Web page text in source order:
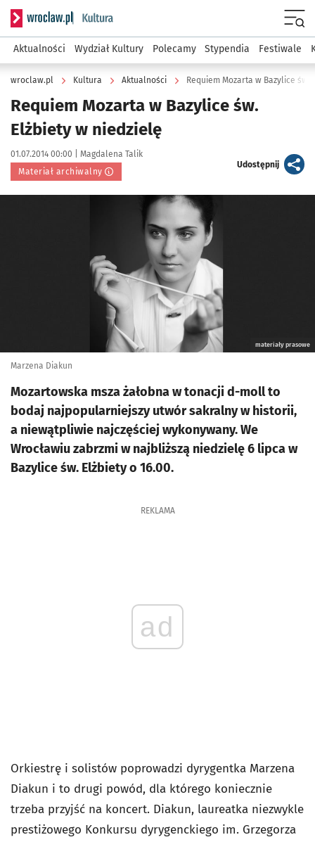
Serwis informacyjny wroclaw.pl podserwis: Kultura
Aktualności Wydział Kultury Polecamy Stypendia Festiwale
wroclaw.pl Kultura Aktualności Requiem Mozarta w Bazylice św.
Requiem Mozarta w Bazylice św.
Elżbiety w niedzielę
Data publikacji:
01.07.2014 00:00 | Autor:
Magdalena Talik
Materiał archiwalny
Udostępnijartykuł
materiały prasowe
Marzena Diakun
Mozartowska msza żałobna w tonacji d-moll to
bodaj najpopularniejszy utwór sakralny w historii,
a niewątpliwie najczęściej wykonywany. We
Wrocławiu zabrzmi w najbliższą niedzielę 6 lipca w
Bazylice św. Elżbiety o 16.00.
REKLAMA
ad
Orkiestrę i solistów poprowadzi dyrygentka Marzena
Diakun i to drugi powód, dla którego koniecznie
trzeba przyjść na koncert. Diakun, laureatka niezwykle
prestiżowego Konkursu dyrygenckiego im. Grzegorza